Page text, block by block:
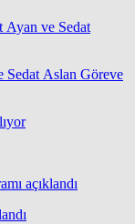
Sedat Aslan Göreve